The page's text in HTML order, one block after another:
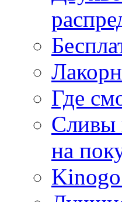
Где
Сливы
на